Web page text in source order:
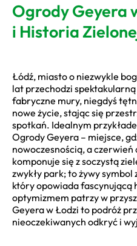
Ogrody Geyera
i Historia
Łódź, miasto o niezwykle
lat przechodzi
fabryczne mury, niegdyś
nowe życie, stając się
spotkań. Idealnym
Ogrody Geyera – miejsce,
nowoczesnością, a
komponuje się z soczystą
zwykły park; to żywy
który opowiada fascynującą
optymizmem patrzy w
Geyera w Łodzi to podróż
nieoczekiwanych odkryć i